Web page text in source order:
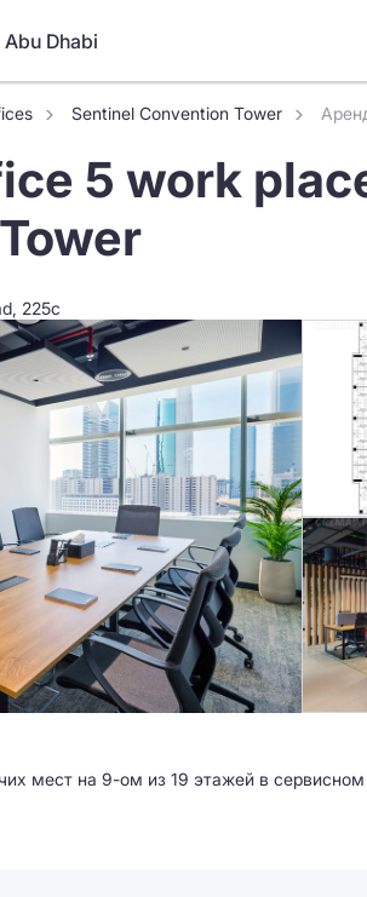
Abu Dhabi
Sentinel Convention Tower
5 work
225c
мест на 9-ом из 19 этажей в